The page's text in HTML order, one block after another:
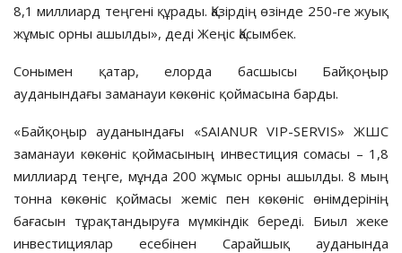
8,1 миллиард теңгені құрады. Қазірдің өзінде 250-ге жуық
жұмыс орны ашылды», деді Жеңіс Қасымбек.
Сонымен қатар, елорда басшысы Байқоңыр
ауданындағы заманауи көкөніс қоймасына барды.
«Байқоңыр ауданындағы «SAIANUR VIP-SERVIS» ЖШС
заманауи көкөніс қоймасының инвестиция сомасы – 1,8
миллиард теңге, мұнда 200 жұмыс орны ашылды. 8 мың
тонна көкөніс қоймасы жеміс пен көкөніс өнімдерінің
бағасын тұрақтандыруға мүмкіндік береді. Биыл жеке
инвестициялар есебінен Сарайшық ауданында